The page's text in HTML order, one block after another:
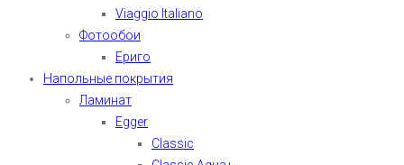
Viaggio Italiano
Фотообои
Ериго
Напольные покрытия
Ламинат
Egger
Classic